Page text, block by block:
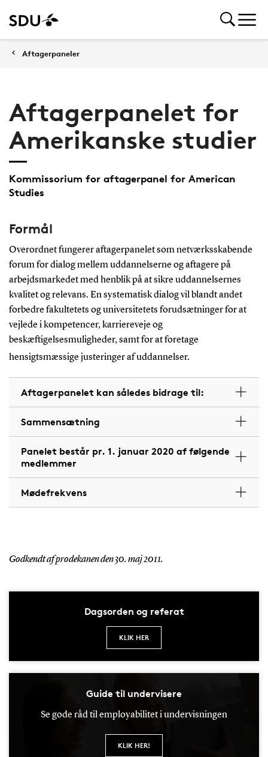
Aftagerpaneler
Aftagerpanelet for
Amerikanske studier
Kommissorium for aftagerpanel for American
Studies
Formål
Overordnet fungerer aftagerpanelet som netværksskabende
forum for dialog mellem uddannelserne og aftagere på
arbejdsmarkedet med henblik på at sikre uddannelsernes
kvalitet og relevans. En systematisk dialog vil blandt andet
forbedre fakultetets og universitetets forudsætninger for at
vejlede i kompetencer, karriereveje og
beskæftigelsesmuligheder, samt for at foretage
hensigtsmæssige justeringer af uddannelser.
Aftagerpanelet kan således bidrage til:
Sammensætning
Panelet består pr. 1. januar 2020 af følgende
medlemmer
Mødefrekvens
Godkendt af prodekanen den 30. maj 2011.
Dagsorden og referat
KLIK HER
Guide til undervisere
Se gode råd til employabilitet i undervisningen
KLIK HER!